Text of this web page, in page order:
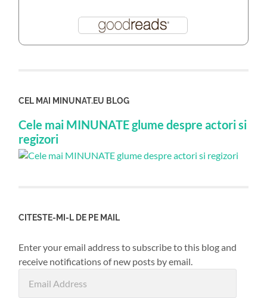
CEL MAI MINUNAT.EU BLOG
Cele mai MINUNATE glume despre actori si
regizori
CITESTE-MI-L DE PE MAIL
Enter your email address to subscribe to this blog and
receive notifications of new posts by email.
Address